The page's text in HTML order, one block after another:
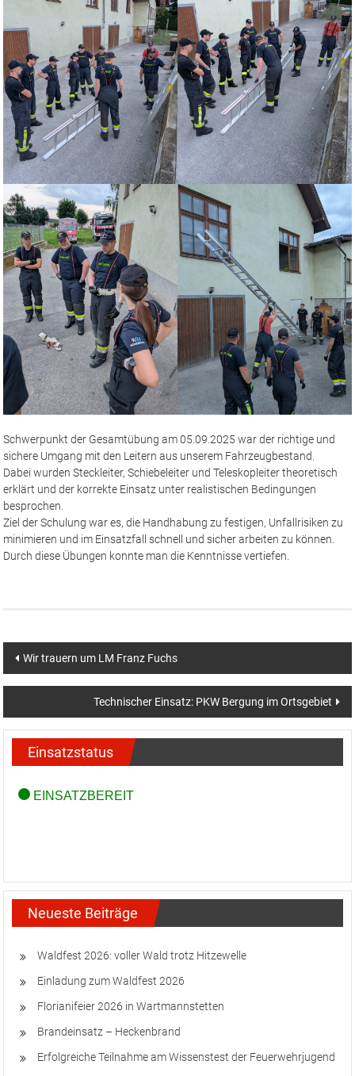
Schwerpunkt der Gesamtübung am 05.09.2025 war der richtige und
sichere Umgang mit den Leitern aus unserem Fahrzeugbestand.
Dabei wurden Steckleiter, Schiebeleiter und Teleskopleiter theoretisch
erklärt und der korrekte Einsatz unter realistischen Bedingungen
besprochen.
Ziel der Schulung war es, die Handhabung zu festigen, Unfallrisiken zu
minimieren und im Einsatzfall schnell und sicher arbeiten zu können.
Durch diese Übungen konnte man die Kenntnisse vertiefen.
Beitragsnavigation
Wir trauern um LM Franz Fuchs
Technischer Einsatz: PKW Bergung im Ortsgebiet
Einsatzstatus
Neueste Beiträge
Waldfest 2026: voller Wald trotz Hitzewelle
Einladung zum Waldfest 2026
Florianifeier 2026 in Wartmannstetten
Brandeinsatz – Heckenbrand
Erfolgreiche Teilnahme am Wissenstest der Feuerwehrjugend